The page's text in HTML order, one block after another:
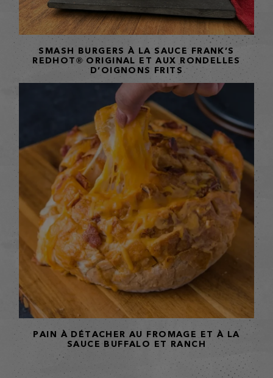
SMASH BURGERS À LA SAUCE FRANK’S
REDHOT® ORIGINAL ET AUX RONDELLES
D’OIGNONS FRITS
PAIN À DÉTACHER AU FROMAGE ET À LA
SAUCE BUFFALO ET RANCH